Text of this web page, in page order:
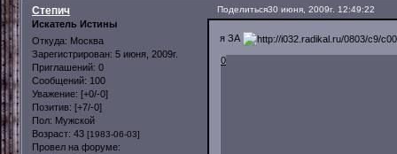
Поделиться30 июня, 2009г. 12:49:22
Степич
Искатель Истины
Откуда: Москва
Зарегистрирован: 5 июня, 2009г.
Приглашений: 0
Сообщений: 100
Уважение: [+0/-0]
Позитив: [+7/-0]
Пол: Мужской
Возраст: 43 [1983-06-03]
Провел на форуме:
я ЗА
0